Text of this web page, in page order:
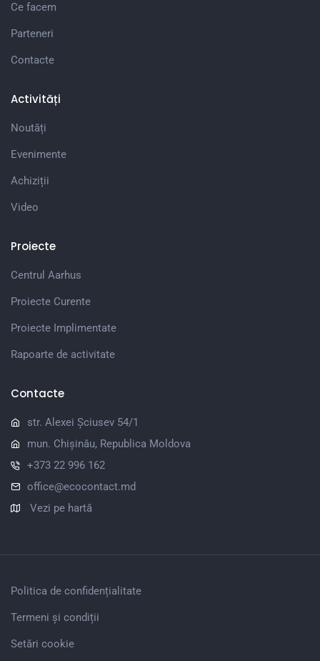
Ce facem
Parteneri
Contacte
Activități
Noutăți
Evenimente
Achiziții
Video
Proiecte
Centrul Aarhus
Proiecte Curente
Proiecte Implimentate
Rapoarte de activitate
Contacte
str. Alexei Șciusev 54/1
mun. Chișinău, Republica Moldova
+373 22 996 162
office@ecocontact.md
Vezi pe hartă
Politica de confidențialitate
Termeni și condiții
Setări cookie